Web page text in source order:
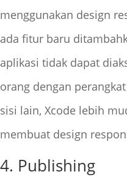
menggunakan design
ada fitur baru
aplikasi tidak dapat
orang dengan
sisi lain, Xcode lebih
membuat design
4. Publishing